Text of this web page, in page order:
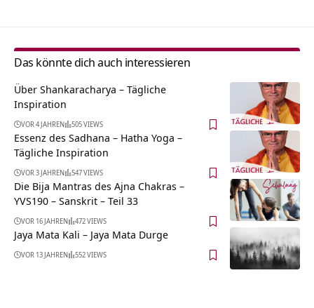
Das könnte dich auch interessieren
Über Shankaracharya – Tägliche
Inspiration
VOR 4 JAHREN 505 VIEWS
Essenz des Sadhana – Hatha Yoga –
Tägliche Inspiration
VOR 3 JAHREN 547 VIEWS
Die Bija Mantras des Ajna Chakras –
YVS190 – Sanskrit – Teil 33
VOR 16 JAHREN 472 VIEWS
Jaya Mata Kali – Jaya Mata Durge
VOR 13 JAHREN 552 VIEWS